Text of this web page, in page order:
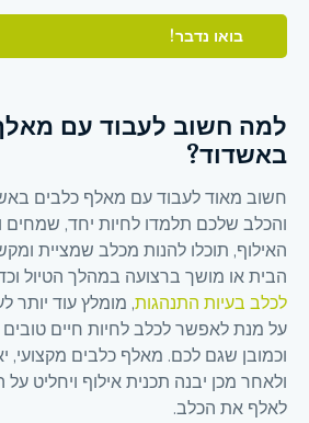
בואו נדבר!
למה חשוב לעבוד עם
באשדוד?
חשוב מאוד לעבוד עם מאלף כלבים
והכלב שלכם תלמדו לחיות יחד, שמחים
האילוף, תוכלו להנות מכלב שמציית
הבית או מושך ברצועה במהלך הטיול
לכלב בעיות התנהגות, מומלץ עוד יותר
על מנת לאפשר לכלב לחיות חיים טובים
וכמובן שגם לכם. מאלף כלבים מקצועי,
ולאחר מכן יבנה תכנית אילוף ויחליט
לאלף את הכלב.